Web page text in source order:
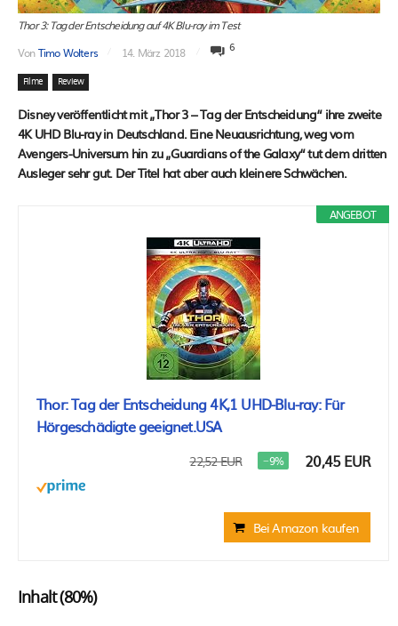
Thor 3: Tag der Entscheidung auf 4K Blu-ray im Test
VonTimo Wolters 14. März 2018 6
Filme Review
Disney veröffentlicht mit „Thor 3 – Tag der Entscheidung“ ihre zweite
4K UHD Blu-ray in Deutschland. Eine Neuausrichtung, weg vom
Avengers-Universum hin zu „Guardians of the Galaxy“ tut dem dritten
Ausleger sehr gut. Der Titel hat aber auch kleinere Schwächen.
ANGEBOT
Thor: Tag der Entscheidung 4K,1 UHD-Blu-ray: Für
Hörgeschädigte geeignet.USA
22,52 EUR −9% 20,45 EUR
Bei Amazon kaufen
Inhalt (80%)